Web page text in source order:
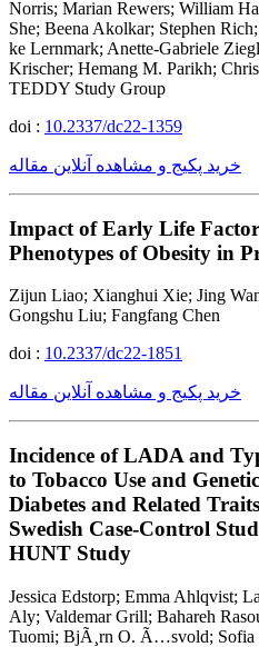
Norris; Marian Rewers; William
She; Beena Akolkar; Stephen
ke Lernmark; Anette-Gabriele
Krischer; Hemang M. Parikh;
TEDDY Study Group
doi : 10.2337/dc22-1359
خرید پکیج و مشاهده آنلاین مقاله
Impact of Early Life
Phenotypes of Obesity in
Zijun Liao; Xianghui Xie; Jing
Gongshu Liu; Fangfang Chen
doi : 10.2337/dc22-1851
خرید پکیج و مشاهده آنلاین مقاله
Incidence of LADA and
to Tobacco Use and
Diabetes and Related
Swedish Case-Control
HUNT Study
Jessica Edstorp; Emma Ahlqvist;
Aly; Valdemar Grill; Bahareh
Tuomi; BjÃ¸rn O. Ã…svold; Sofia